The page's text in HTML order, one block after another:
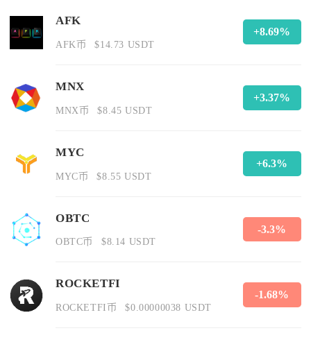
AFK
AFK币 $14.73 USDT
+8.69%
MNX
MNX币 $8.45 USDT
+3.37%
MYC
MYC币 $8.55 USDT
+6.3%
OBTC
OBTC币 $8.14 USDT
-3.3%
ROCKETFI
ROCKETFI币 $0.00000038 USDT
-1.68%